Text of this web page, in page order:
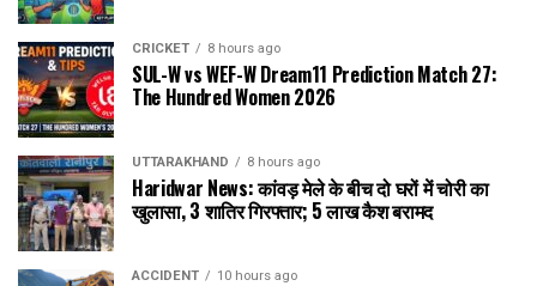
CRICKET 8 hours ago
SUL-W vs WEF-W Dream11 Prediction Match 27:
The Hundred Women 2026
UTTARAKHAND 8 hours ago
Haridwar News: कांवड़ मेले के बीच दो घरों में चोरी का
खुलासा, 3 शातिर गिरफ्तार; ₹5 लाख कैश बरामद
ACCIDENT 10 hours ago